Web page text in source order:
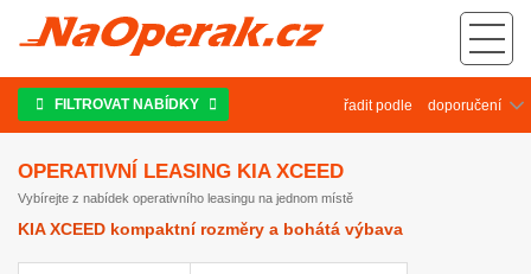
Operativní leasing Kia Xceed
FILTROVAT NABÍDKY řadit podle
OPERATIVNÍ LEASING KIA XCEED
Vybírejte z nabídek operativního leasingu na jednom místě
KIA XCEED kompaktní rozměry a bohátá výbava